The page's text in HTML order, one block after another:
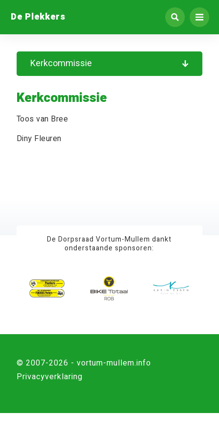
De Plekkers
Kerkcommissie
Kerkcommissie
Toos van Bree
Diny Fleuren
De Dorpsraad Vortum-Mullem dankt
onderstaande sponsoren:
© 2007-2026 - vortum-mullem.info
Privacyverklaring